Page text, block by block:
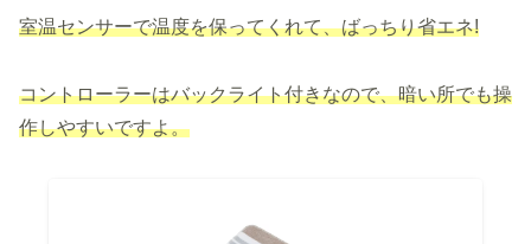
室温センサーで温度を保ってくれて、ばっちり省エネ!
コントローラーはバックライト付きなので、暗い所でも操
作しやすいですよ。